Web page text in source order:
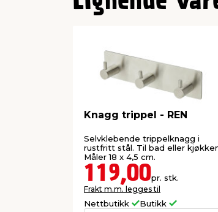
Knagg trippel - REN
Selvklebende trippelknagg i
rustfritt stål. Til bad eller
Måler 18 x 4,5 cm.
119,00pr. stk.
Frakt m.m. legges til
Nettbutikk Butikk